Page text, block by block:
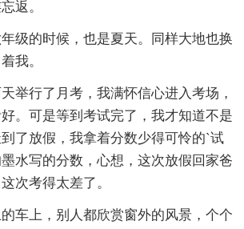
返。
的时候，也是夏天。同样大地也换
我。
行了月考，我满怀信心进入考场，
。可是等到考试完了，我才知道不是
了放假，我拿着分数少得可怜的`试
水写的分数，心想，这次放假回家爸
次考得太差了。
上，别人都欣赏窗外的风景，个个